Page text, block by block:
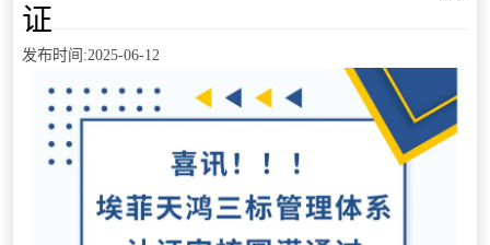
证
发布时间:2025-06-12